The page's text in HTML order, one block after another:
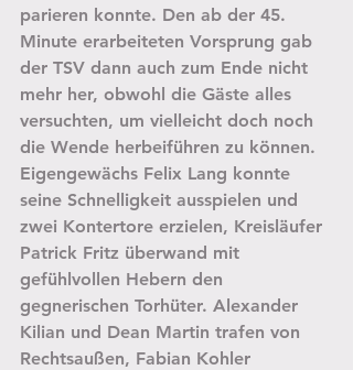
parieren konnte. Den ab der 45.
Minute erarbeiteten Vorsprung gab
der TSV dann auch zum Ende nicht
mehr her, obwohl die Gäste alles
versuchten, um vielleicht doch noch
die Wende herbeiführen zu können.
Eigengewächs Felix Lang konnte
seine Schnelligkeit ausspielen und
zwei Kontertore erzielen, Kreisläufer
Patrick Fritz überwand mit
gefühlvollen Hebern den
gegnerischen Torhüter. Alexander
Kilian und Dean Martin trafen von
Rechtsaußen, Fabian Kohler